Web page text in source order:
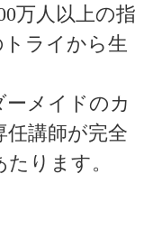
万人以上の指
ライから生
メイドのカ
任講師が完全
ります。